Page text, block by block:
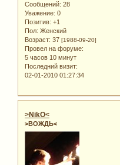
Сообщений: 28
Уважение: 0
Позитив: +1
Пол: Женский
Возраст: 37 [1988-09-20]
Провел на форуме:
5 часов 10 минут
Последний визит:
02-01-2010 01:27:34
>NikO<
>ВОЖДЬ<